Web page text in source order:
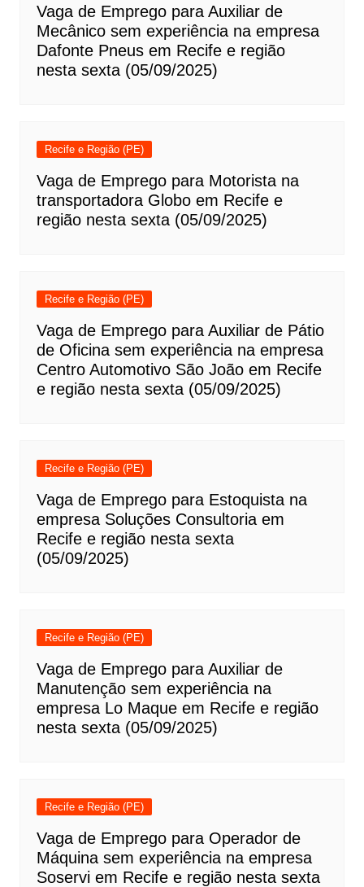
Vaga de Emprego para Auxiliar de
Mecânico sem experiência na empresa
Dafonte Pneus em Recife e região
nesta sexta (05/09/2025)
Recife e Região (PE)
Vaga de Emprego para Motorista na
transportadora Globo em Recife e
região nesta sexta (05/09/2025)
Recife e Região (PE)
Vaga de Emprego para Auxiliar de Pátio
de Oficina sem experiência na empresa
Centro Automotivo São João em Recife
e região nesta sexta (05/09/2025)
Recife e Região (PE)
Vaga de Emprego para Estoquista na
empresa Soluções Consultoria em
Recife e região nesta sexta
(05/09/2025)
Recife e Região (PE)
Vaga de Emprego para Auxiliar de
Manutenção sem experiência na
empresa Lo Maque em Recife e região
nesta sexta (05/09/2025)
Recife e Região (PE)
Vaga de Emprego para Operador de
Máquina sem experiência na empresa
Soservi em Recife e região nesta sexta